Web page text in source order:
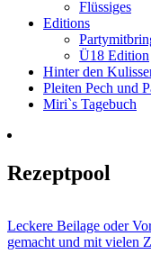
Flüssiges
Editions
Ü18 Edition
Hinter den
Pleiten Pech und
Miri`s Tagebuch
Rezeptpool
Leckere Beilage oder
gemacht und mit vielen